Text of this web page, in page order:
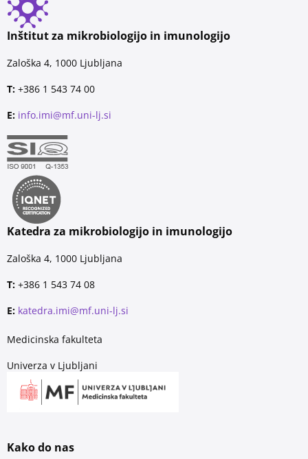
Inštitut za mikrobiologijo in imunologijo
Zaloška 4, 1000 Ljubljana
T: +386 1 543 74 00
E: info.imi@mf.uni-lj.si
Katedra za mikrobiologijo in imunologijo
Zaloška 4, 1000 Ljubljana
T: +386 1 543 74 08
E: katedra.imi@mf.uni-lj.si
Medicinska fakulteta
Univerza v Ljubljani
Kako do nas